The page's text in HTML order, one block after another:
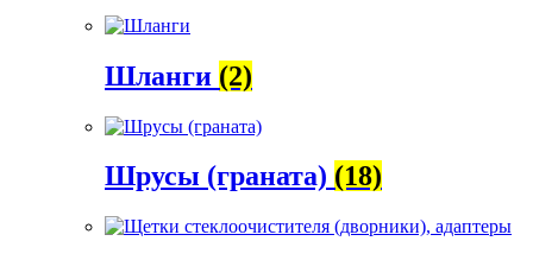
Шланги (2)
Шрусы (граната) (18)